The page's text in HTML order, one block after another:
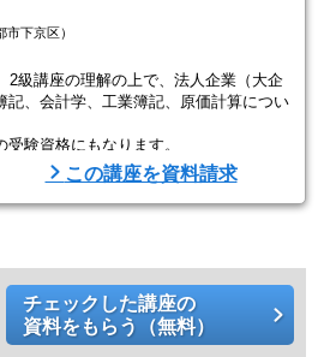
下京区）
2級講座の理解の上で、法人企業（大企
記、会計学、工業簿記、原価計算につい
験資格にもなります。
演習が必要不可欠です。この講座で
試験⇒直前ゼミの3部構成になってい
ポート致します。
で履修できるよう ...
この講座を資料請求
チェックした講座の
資料をもらう（無料）